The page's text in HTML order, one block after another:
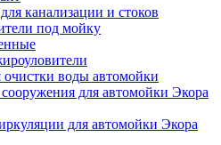
канализации и стоков
под мойку
воды автомойки
для автомойки Экора
для автомойки Экора